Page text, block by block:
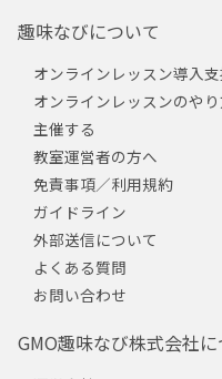
趣味なびについて
オンラインレッスン導入
オンラインレッスンのや
主催する
教室運営者の方へ
免責事項／利用規約
ガイドライン
外部送信について
よくある質問
お問い合わせ
GMO趣味なび株式会社に